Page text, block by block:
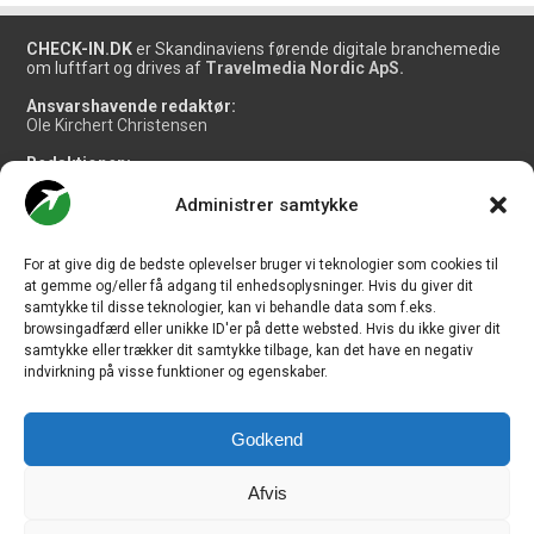
Administrer samtykke
For at give dig de bedste oplevelser bruger vi teknologier som cookies til
at gemme og/eller få adgang til enhedsoplysninger. Hvis du giver dit
samtykke til disse teknologier, kan vi behandle data som f.eks.
browsingadfærd eller unikke ID'er på dette websted. Hvis du ikke giver dit
samtykke eller trækker dit samtykke tilbage, kan det have en negativ
indvirkning på visse funktioner og egenskaber.
Godkend
Afvis
CHECK-IN.DK er Skandinaviens førende digitale branchemedie
om luftfart og drives af Travelmedia Nordic ApS.
Ansvarshavende redaktør:
Ole Kirchert Christensen
Redaktionen:
Christian Granhøj Skouboe
Henrik Baumgarten
Danny Longhi Andreasen
Salg og jobannoncer:
salg@travelmedianordic.com
Vi tager ansvar for indholdet og er tilmeldt